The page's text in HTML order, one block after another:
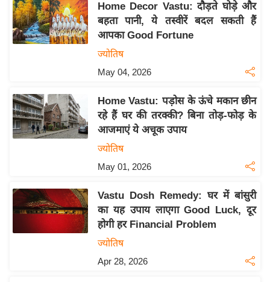
स
उ
द्यो
ग
त
वि
शे
रा
य
Home Decor Vastu: दौड़ते घोड़े और
बहता पानी, ये तस्वीरें बदल सकती हैं
आपका Good Fortune
ज्योतिष
May 04, 2026
Home Vastu: पड़ोस के ऊंचे मकान छीन
रहे हैं घर की तरक्की? बिना तोड़-फोड़ के
आजमाएं ये अचूक उपाय
ज्योतिष
May 01, 2026
Vastu Dosh Remedy: घर में बांसुरी
का यह उपाय लाएगा Good Luck, दूर
होगी हर Financial Problem
ज्योतिष
Apr 28, 2026